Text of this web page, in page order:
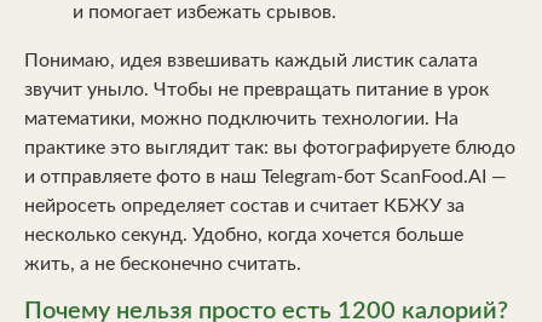
и помогает избежать срывов.
Понимаю, идея взвешивать каждый листик салата
звучит уныло. Чтобы не превращать питание в урок
математики, можно подключить технологии. На
практике это выглядит так: вы фотографируете блюдо
и отправляете фото в наш Telegram-бот ScanFood.AI —
нейросеть определяет состав и считает КБЖУ за
несколько секунд. Удобно, когда хочется больше
жить, а не бесконечно считать.
Почему нельзя просто есть 1200 калорий?